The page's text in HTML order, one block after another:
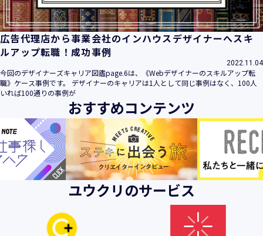
広告代理店から事業会社のインハウスデザイナーへスキ
ルアップ転職！成功事例
2022.11.04
今回のデザイナーズキャリア図鑑page.6は、《Webデザイナーのスキルアップ転
職》ケース事例です。 デザイナーのキャリアは1人として同じ事例はなく、100人
いれば100通りの事例が
おすすめコンテンツ
ユウクリのサービス